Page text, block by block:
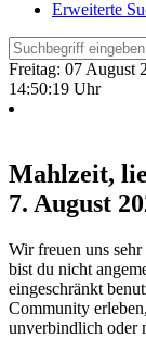
Erweiterte
Freitag: 07 August
14:50:20 Uhr
Mahlzeit,
7. August
Wir freuen uns sehr
bist du nicht
eingeschränkt
Community
unverbindlich oder